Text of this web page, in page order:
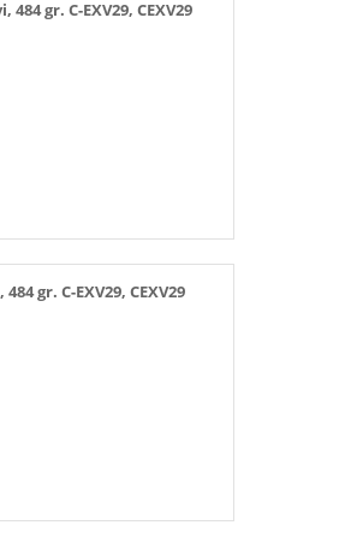
484 gr. C-EXV29, CEXV29
gr. C-EXV29, CEXV29